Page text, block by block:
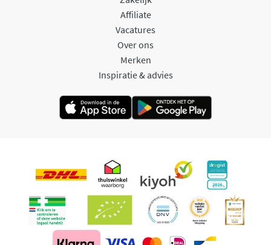
Affiliate
Vacatures
Over ons
Merken
Inspiratie & advies